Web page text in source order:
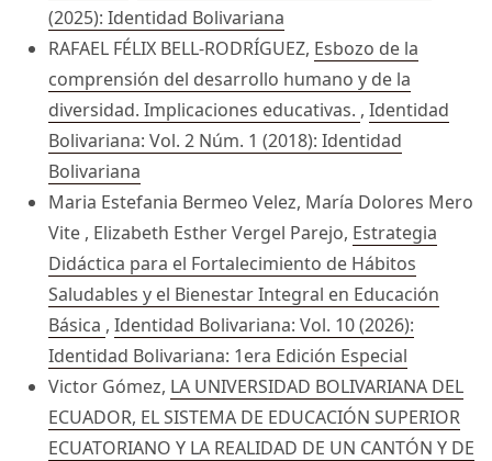
(2025): Identidad Bolivariana
RAFAEL FÉLIX BELL-RODRÍGUEZ, Esbozo de la
comprensión del desarrollo humano y de la
diversidad. Implicaciones educativas. , Identidad
Bolivariana: Vol. 2 Núm. 1 (2018): Identidad
Bolivariana
Maria Estefania Bermeo Velez, María Dolores Mero
Vite , Elizabeth Esther Vergel Parejo, Estrategia
Didáctica para el Fortalecimiento de Hábitos
Saludables y el Bienestar Integral en Educación
Básica , Identidad Bolivariana: Vol. 10 (2026):
Identidad Bolivariana: 1era Edición Especial
Victor Gómez, LA UNIVERSIDAD BOLIVARIANA DEL
ECUADOR, EL SISTEMA DE EDUCACIÓN SUPERIOR
ECUATORIANO Y LA REALIDAD DE UN CANTÓN Y DE